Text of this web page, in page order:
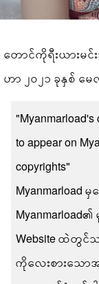
တောင်ကိုရီးယားမင်း
ဟာ ၂၀၂၁ ခုနှစ် မ
"Myanmarload's
to appear on
copyrights"
Myanmarload
Myanmarload၏
Website ထဲတွင်
ကိုလေးစားသောအ